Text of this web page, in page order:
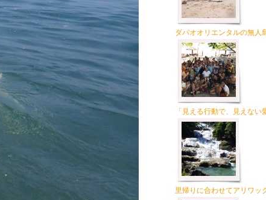
ダバオオリエンタルの無人
「見える行動で、見えない
里帰りに合わせてアリワッ